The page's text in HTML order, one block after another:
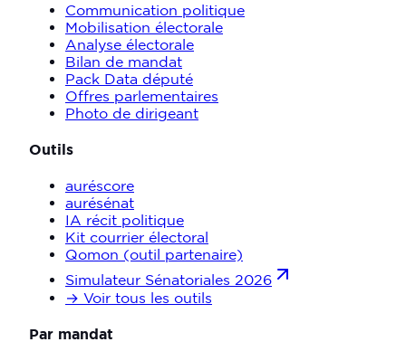
Communication politique
Mobilisation électorale
Analyse électorale
Bilan de mandat
Pack Data député
Offres parlementaires
Photo de dirigeant
Outils
auréscore
aurésénat
IA récit politique
Kit courrier électoral
Qomon (outil partenaire)
Simulateur Sénatoriales 2026
→ Voir tous les outils
Par mandat